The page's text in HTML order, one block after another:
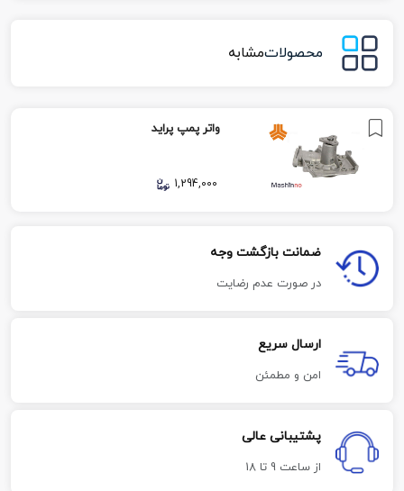
محصولاتمشابه
واتر پمپ پراید
1,294,000
ضمانت بازگشت وجه
در صورت عدم رضایت
ارسال سریع
امن و مطمئن
پشتیبانی عالی
از ساعت 9 تا 18